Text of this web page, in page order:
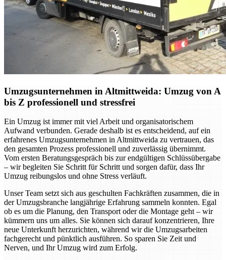
Umzugsunternehmen in Altmittweida: Umzug von A
bis Z professionell und stressfrei
Ein Umzug ist immer mit viel Arbeit und organisatorischem
Aufwand verbunden. Gerade deshalb ist es entscheidend, auf ein
erfahrenes Umzugsunternehmen in Altmittweida zu vertrauen, das
den gesamten Prozess professionell und zuverlässig übernimmt.
Vom ersten Beratungsgespräch bis zur endgültigen Schlüssübergabe
– wir begleiten Sie Schritt für Schritt und sorgen dafür, dass Ihr
Umzug reibungslos und ohne Stress verläuft.
Unser Team setzt sich aus geschulten Fachkräften zusammen, die in
der Umzugsbranche langjährige Erfahrung sammeln konnten. Egal
ob es um die Planung, den Transport oder die Montage geht – wir
kümmern uns um alles. Sie können sich darauf konzentrieren, Ihre
neue Unterkunft herzurichten, während wir die Umzugsarbeiten
fachgerecht und pünktlich ausführen. So sparen Sie Zeit und
Nerven, und Ihr Umzug wird zum Erfolg.